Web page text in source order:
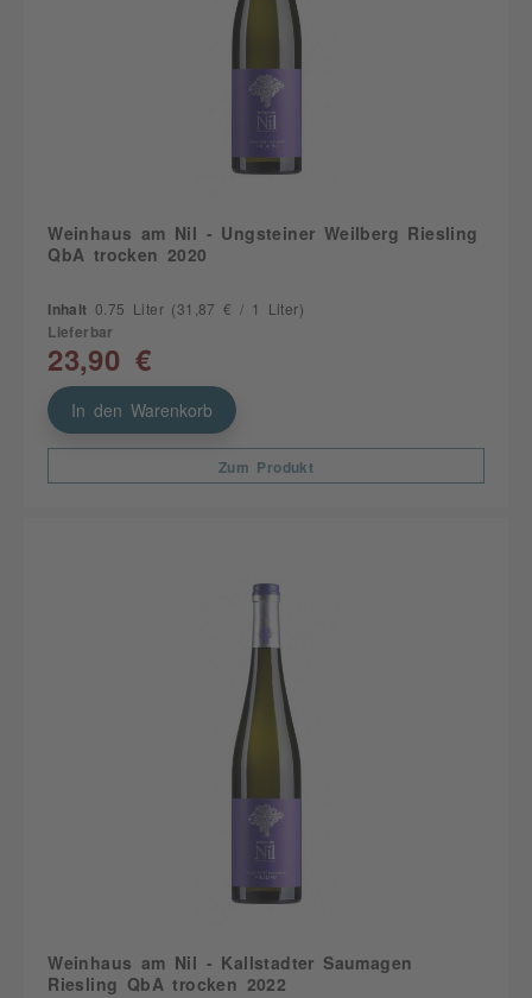
Weinhaus am Nil - Ungsteiner Weilberg Riesling
QbA trocken 2020
Inhalt 0.75 Liter (31,87 € / 1 Liter)
Lieferbar
23,90 €
In den Warenkorb
Zum Produkt
Weinhaus am Nil - Kallstadter Saumagen
Riesling QbA trocken 2022